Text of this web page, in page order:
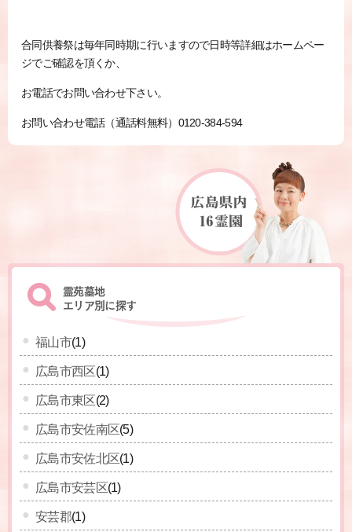
合同供養祭は毎年同時期に行いますので日時等詳細はホームペー
ジでご確認を頂くか、
お電話でお問い合わせ下さい。
お問い合わせ電話（通話料無料）0120-384-594
霊苑墓地
エリア別に探す
福山市(1)
広島市西区(1)
広島市東区(2)
広島市安佐南区(5)
広島市安佐北区(1)
広島市安芸区(1)
安芸郡(1)